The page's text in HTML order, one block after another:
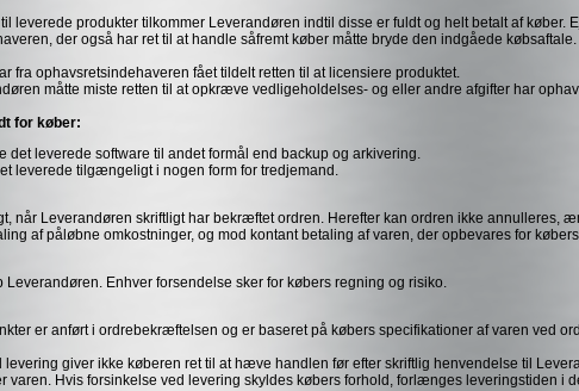
leverede produkter tilkommer Leverandøren indtil disse er fuldt og helt betalt af
der også har ret til at handle såfremt køber måtte bryde den indgåede købsaftale.
fra ophavsretsindehaveren fået tildelt retten til at licensiere produktet.
måtte miste retten til at opkræve vedligeholdelses- og eller andre afgifter har
for køber:
det leverede software til andet formål end backup og arkivering.
leverede tilgængeligt i nogen form for tredjemand.
når Leverandøren skriftligt har bekræftet ordren. Herefter kan ordren ikke annulleres,
af påløbne omkostninger, og mod kontant betaling af varen, der opbevares for
Leverandøren. Enhver forsendelse sker for købers regning og risiko.
er anført i ordrebekræftelsen og er baseret på købers specifikationer af varen ved
levering giver ikke køberen ret til at hæve handlen før efter skriftlig henvendelse til
varen. Hvis forsinkelse ved levering skyldes købers forhold, forlænges leveringstiden i